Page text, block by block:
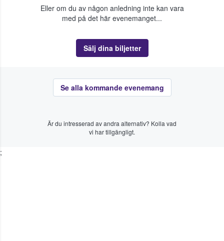
Eller om du av någon anledning inte kan vara
med på det här evenemanget...
Sälj dina biljetter
Se alla kommande evenemang
Är du intresserad av andra alternativ? Kolla vad
vi har tillgängligt.
;